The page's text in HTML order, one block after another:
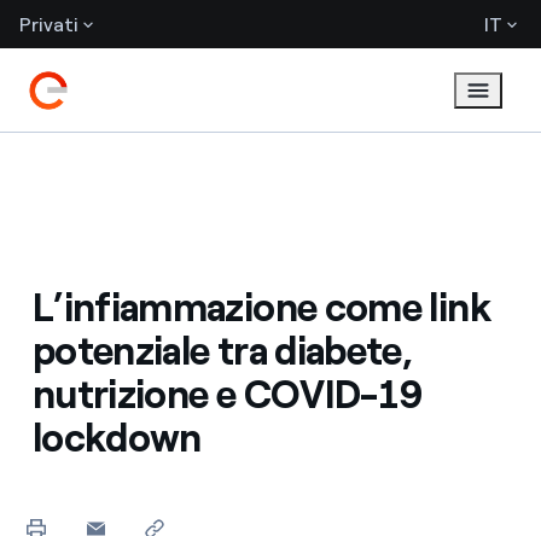
Privati IT
L’infiammazione come link
potenziale tra diabete,
nutrizione e COVID-19
lockdown